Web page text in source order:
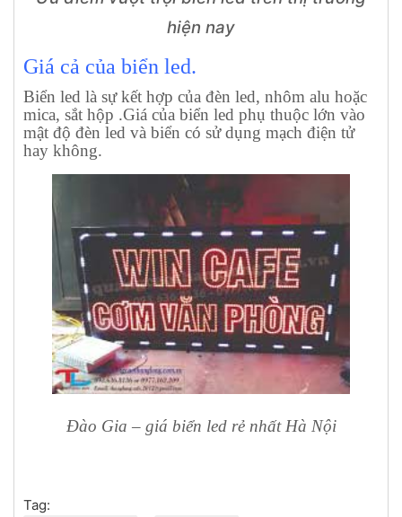
hiện nay
Giá cả của biển led.
Biển led là sự kết hợp của đèn led, nhôm alu hoặc
mica, sắt hộp .Giá của biển led phụ thuộc lớn vào
mật độ đèn led và biển có sử dụng mạch điện tử
hay không.
Đào Gia – giá biển led rẻ nhất Hà Nội
Tag: